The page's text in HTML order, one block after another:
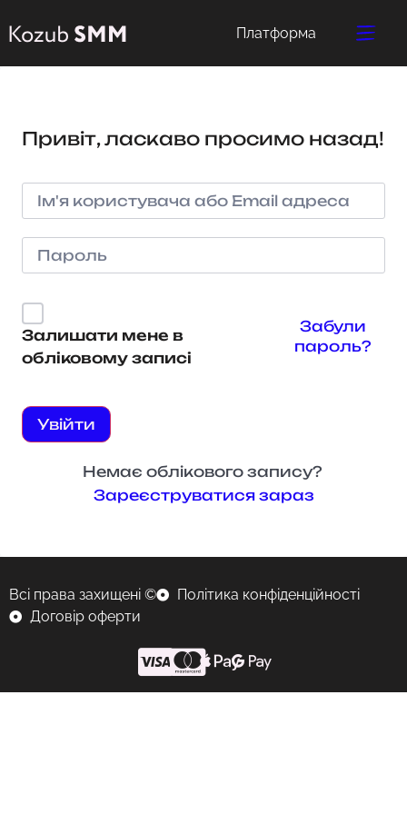
Платформа
Привіт, ласкаво просимо назад!
Залишати мене в
обліковому записі
Забули
пароль?
Увійти
Немає облікового запису?
Зареєструватися зараз
Всі права захищені ©
Політика конфіденційності
Договір оферти